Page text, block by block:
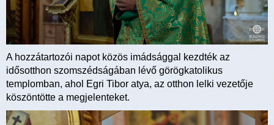
A hozzátartozói napot közös imádsággal kezdték az
idősotthon szomszédságában lévő görögkatolikus
templomban, ahol Egri Tibor atya, az otthon lelki vezetője
köszöntötte a megjelenteket.